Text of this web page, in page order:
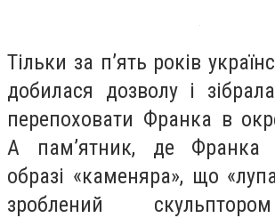
Тільки за п’ять років
добилася дозволу і
перепоховати Франка в
А пам’ятник, де Франка
образі «каменяра», що
зроблений